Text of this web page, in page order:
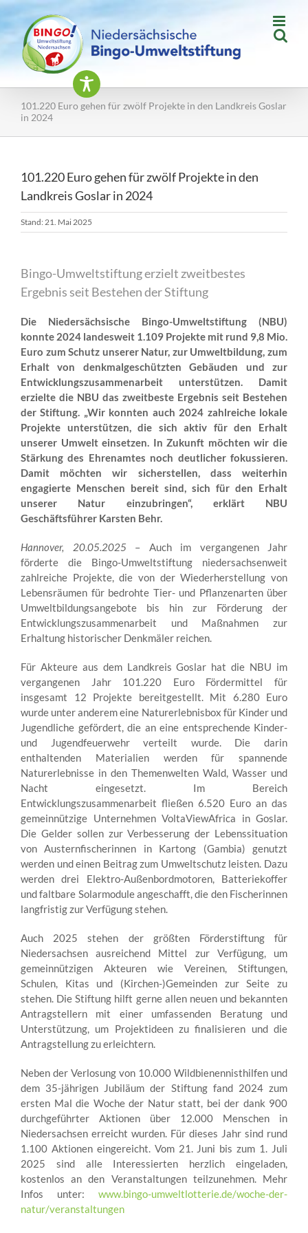
Zum
springen
101.220 Euro gehen für zwölf Projekte in den Landkreis Goslar
in 2024
101.220 Euro gehen für zwölf Projekte in den
Landkreis Goslar in 2024
Stand: 21. Mai 2025
Bingo-Umweltstiftung erzielt zweitbestes
Ergebnis seit Bestehen der Stiftung
Die Niedersächsische Bingo-Umweltstiftung (NBU)
konnte 2024 landesweit 1.109 Projekte mit rund 9,8 Mio.
Euro zum Schutz unserer Natur, zur Umweltbildung, zum
Erhalt von denkmalgeschützten Gebäuden und zur
Entwicklungszusammenarbeit unterstützen. Damit
erzielte die NBU das zweitbeste Ergebnis seit Bestehen
der Stiftung. „Wir konnten auch 2024 zahlreiche lokale
Projekte unterstützen, die sich aktiv für den Erhalt
unserer Umwelt einsetzen. In Zukunft möchten wir die
Stärkung des Ehrenamtes noch deutlicher fokussieren.
Damit möchten wir sicherstellen, dass weiterhin
engagierte Menschen bereit sind, sich für den Erhalt
unserer Natur einzubringen“, erklärt NBU
Geschäftsführer Karsten Behr.
Hannover, 20.05.2025 – Auch im vergangenen Jahr
förderte die Bingo-Umweltstiftung niedersachsenweit
zahlreiche Projekte, die von der Wiederherstellung von
Lebensräumen für bedrohte Tier- und Pflanzenarten über
Umweltbildungsangebote bis hin zur Förderung der
Entwicklungszusammenarbeit und Maßnahmen zur
Erhaltung historischer Denkmäler reichen.
Für Akteure aus dem Landkreis Goslar hat die NBU im
vergangenen Jahr 101.220 Euro Fördermittel für
insgesamt 12 Projekte bereitgestellt. Mit 6.280 Euro
wurde unter anderem eine Naturerlebnisbox für Kinder und
Jugendliche gefördert, die an eine entsprechende Kinder-
und Jugendfeuerwehr verteilt wurde. Die darin
enthaltenden Materialien werden für spannende
Naturerlebnisse in den Themenwelten Wald, Wasser und
Nacht eingesetzt. Im Bereich
Entwicklungszusammenarbeit fließen 6.520 Euro an das
gemeinnützige Unternehmen VoltaViewAfrica in Goslar.
Die Gelder sollen zur Verbesserung der Lebenssituation
von Austernfischerinnen in Kartong (Gambia) genutzt
werden und einen Beitrag zum Umweltschutz leisten. Dazu
werden drei Elektro-Außenbordmotoren, Batteriekoffer
und faltbare Solarmodule angeschafft, die den Fischerinnen
langfristig zur Verfügung stehen.
Auch 2025 stehen der größten Förderstiftung für
Niedersachsen ausreichend Mittel zur Verfügung, um
gemeinnützigen Akteuren wie Vereinen, Stiftungen,
Schulen, Kitas und (Kirchen-)Gemeinden zur Seite zu
stehen. Die Stiftung hilft gerne allen neuen und bekannten
Antragstellern mit einer umfassenden Beratung und
Unterstützung, um Projektideen zu finalisieren und die
Antragstellung zu erleichtern.
Neben der Verlosung von 10.000 Wildbienennisthilfen und
dem 35-jährigen Jubiläum der Stiftung fand 2024 zum
ersten Mal die Woche der Natur statt, bei der dank 900
durchgeführter Aktionen über 12.000 Menschen in
Niedersachsen erreicht wurden. Für dieses Jahr sind rund
1.100 Aktionen eingereicht. Vom 21. Juni bis zum 1. Juli
2025 sind alle Interessierten herzlich eingeladen,
kostenlos an den Veranstaltungen teilzunehmen. Mehr
Infos unter: www.bingo-umweltlotterie.de/woche-der-
natur/veranstaltungen